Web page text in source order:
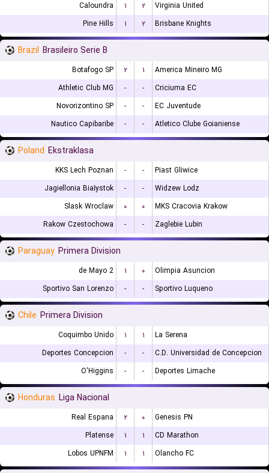
Caloundra ۱ ۲
Virginia United
Pine Hills
۱ ۲ Brisbane Knights
Brazil Brasileiro Serie B
Botafogo SP ۲ ۱
America Mineiro MG
Athletic Club MG
- -
Criciuma EC
Novorizontino SP
- -
EC Juventude
Nautico Capibaribe
- - Atletico Clube Goianiense
Poland Ekstraklasa
KKS Lech Poznan - -
Piast Gliwice
Jagiellonia Białystok
- -
Widzew Lodz
Slask Wroclaw
۰ ۰
MKS Cracovia Krakow
Rakow Czestochowa
- - Zaglebie Lubin
Paraguay Primera Division
2 de Mayo ۱ ۰
Olimpia Asuncion
Sportivo San Lorenzo
- - Sportivo Luqueno
Chile Primera Division
Coquimbo Unido ۱ ۱
La Serena
Deportes Concepcion
- -
C.D. Universidad de Concepcion
O'Higgins
- - Deportes Limache
Honduras Liga Nacional
Real Espana ۲ ۰
Genesis PN
Platense
۱ ۱
CD Marathon
Lobos UPNFM
۱ ۱ Olancho FC